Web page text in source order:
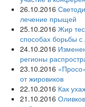
26.10.2016
лечение прыщей
25.10.2016 Жир
способах борьбы
24.10.2016
регионы
23.10.2016
от жировиков
22.10.2016 Как
21.10.2016